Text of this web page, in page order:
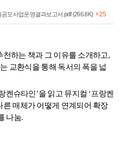
모사업운영결과보고서.pdf (266.8K) + 25
천하는 책과 그 이유를 소개하고,
교환식을 통해 독서의 폭을 넓
켄슈타인’을 읽고 뮤지컬 ‘프랑켄
른 매체가 어떻게 연계되어 확장
나눔.